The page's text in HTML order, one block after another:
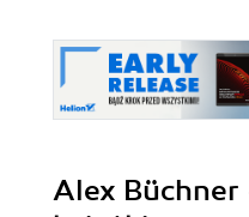
Alex Büchner